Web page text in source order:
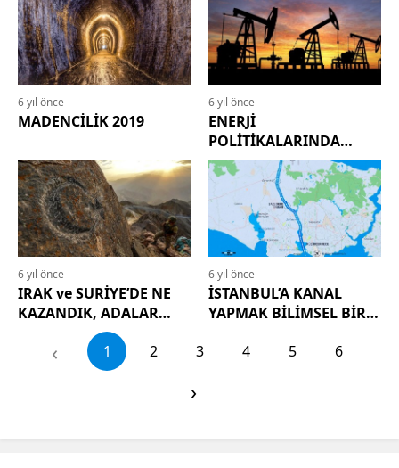
6 yıl önce
MADENCİLİK 2019
6 yıl önce
ENERJİ
POLİTİKALARINDA
HALK UNUTULDU MU?
6 yıl önce
IRAK ve SURİYE’DE NE
KAZANDIK, ADALAR
DENİZİ’NDE NE
KAYBETTİK, DOĞU
AKDENİZ’DE ve LİBYA’DA
6 yıl önce
İSTANBUL’A KANAL
YAPMAK BİLİMSEL BİR
‹ 1 2 3 4 5 6
›